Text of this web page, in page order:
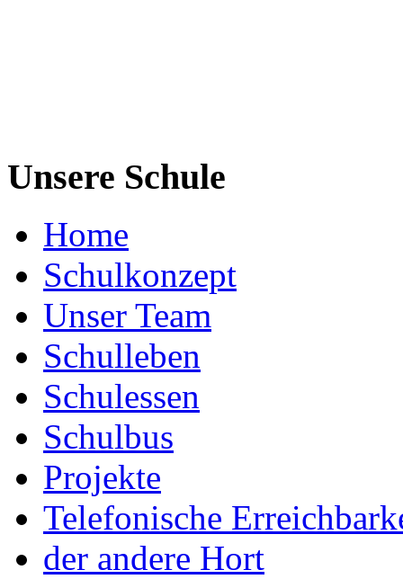
Unsere Schule
Home
Schulkonzept
Unser Team
Schulleben
Schulessen
Schulbus
Projekte
Telefonische
der andere Hort